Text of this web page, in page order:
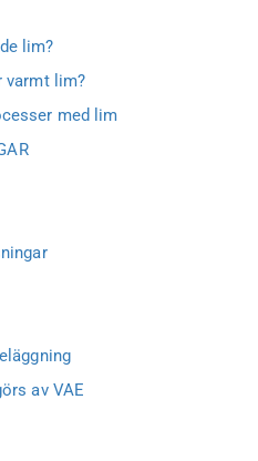
lim?
varmt lim?
med lim
av VAE